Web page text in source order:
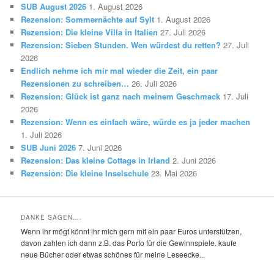
SUB August 2026 1. August 2026
Rezension: Sommernächte auf Sylt 1. August 2026
Rezension: Die kleine Villa in Italien 27. Juli 2026
Rezension: Sieben Stunden. Wen würdest du retten? 27. Juli
2026
Endlich nehme ich mir mal wieder die Zeit, ein paar
Rezensionen zu schreiben… 26. Juli 2026
Rezension: Glück ist ganz nach meinem Geschmack 17. Juli
2026
Rezension: Wenn es einfach wäre, würde es ja jeder machen
1. Juli 2026
SUB Juni 2026 7. Juni 2026
Rezension: Das kleine Cottage in Irland 2. Juni 2026
Rezension: Die kleine Inselschule 23. Mai 2026
DANKE SAGEN….
Wenn ihr mögt könnt ihr mich gern mit ein paar Euros unterstützen,
davon zahlen ich dann z.B. das Porto für die Gewinnspiele. kaufe
neue Bücher oder etwas schönes für meine Leseecke...